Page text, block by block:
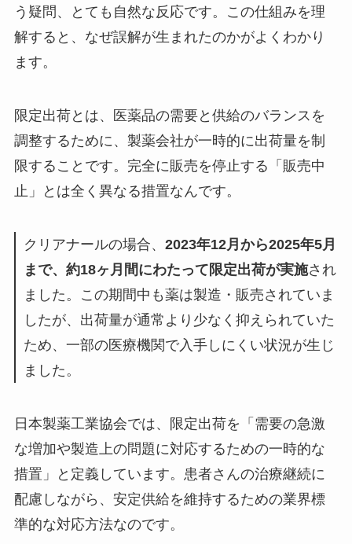
う疑問、とても自然な反応です。この仕組みを理
解すると、なぜ誤解が生まれたのかがよくわかり
ます。
限定出荷とは、医薬品の需要と供給のバランスを
調整するために、製薬会社が一時的に出荷量を制
限することです。完全に販売を停止する「販売中
止」とは全く異なる措置なんです。
クリアナールの場合、 2023年12月から2025年5月
まで、約18ヶ月間にわたって限定出荷が実施され
ました。この期間中も薬は製造・販売されていま
したが、出荷量が通常より少なく抑えられていた
ため、一部の医療機関で入手しにくい状況が生じ
ました。
日本製薬工業協会では、限定出荷を「需要の急激
な増加や製造上の問題に対応するための一時的な
措置」と定義しています。患者さんの治療継続に
配慮しながら、安定供給を維持するための業界標
準的な対応方法なのです。